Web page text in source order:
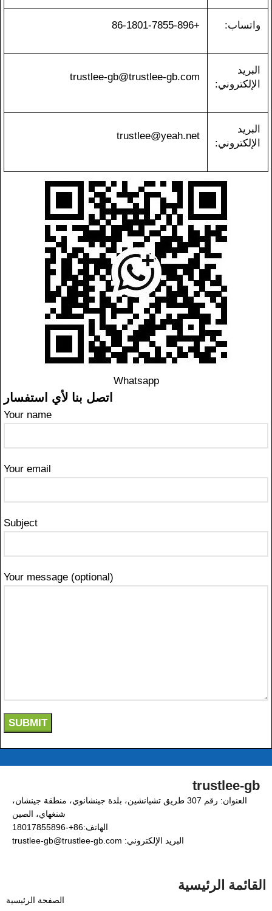
واتساب: +86-1801-7855-896
البريد
الإلكتروني:
trustlee-gb@trustlee-gb.com
البريد
الإلكتروني:
trustlee@yeah.net
Whatsapp
اتصل بنا لأي استفسار
Your name
Your email
Subject
Your message (optional)
trustlee-gb
العنوان: رقم 307 طريق تشيانشين، بلدة جينشانوي، منطقة جينشان،
شنغهاي، الصين
الهاتف:86+-18017855896
البريد الإلكتروني: trustlee-gb@trustlee-gb.com
القائمة الرئيسية
الصفحة الرئيسية